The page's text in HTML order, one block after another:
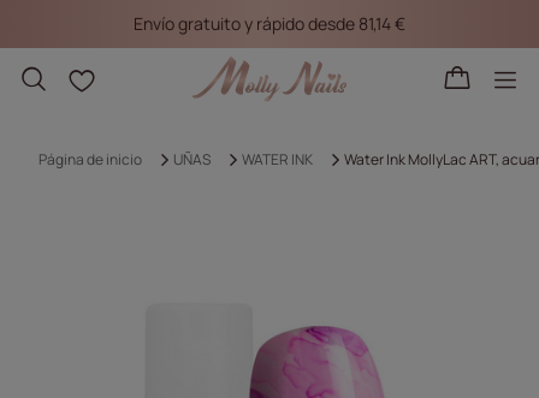
Envío gratuito y rápido desde 81,14 €
Listas de la compra
Página de inicio UÑAS WATER INK Water Ink MollyLac ART,